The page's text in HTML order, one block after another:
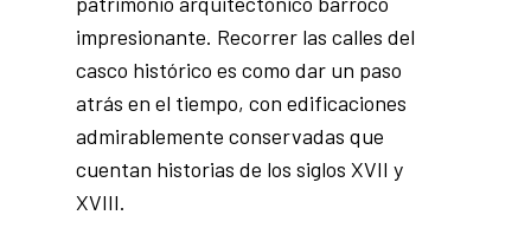
impresionante. Recorrer las calles del
casco histórico es como dar un paso
atrás en el tiempo, con edificaciones
admirablemente conservadas que
cuentan historias de los siglos XVII y
XVIII.